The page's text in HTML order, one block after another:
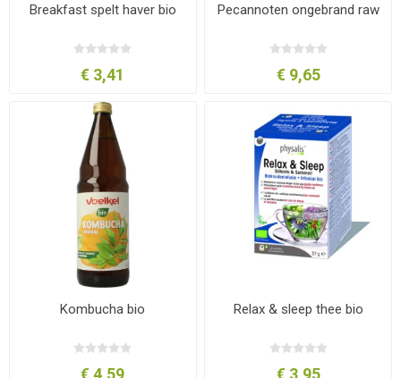
Breakfast spelt haver bio
€ 3,41
Pecannoten ongebrand raw
€ 9,65
Kombucha bio
€ 4,59
Relax & sleep thee bio
€ 3,95